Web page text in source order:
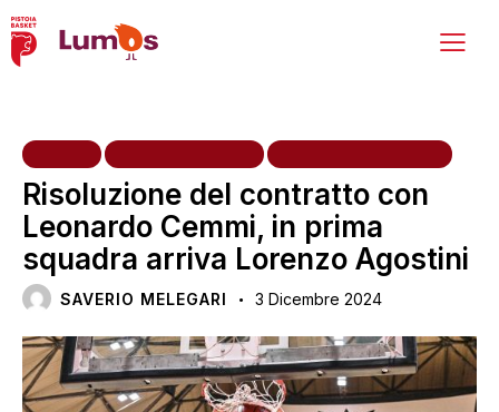
Risoluzione del contratto con
Leonardo Cemmi, in prima
squadra arriva Lorenzo Agostini
SAVERIO MELEGARI 3 Dicembre 2024